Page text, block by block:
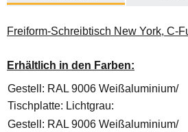
Freiform-Schreibtisch New York, C-
Erhältlich in den Farben:
Gestell: RAL 9006 Weißaluminium/
Tischplatte: Lichtgrau:
Gestell: RAL 9006 Weißaluminium/